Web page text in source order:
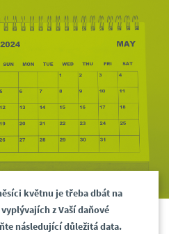
květnu je třeba dbát na
z Vaší daňové
následující důležitá data.